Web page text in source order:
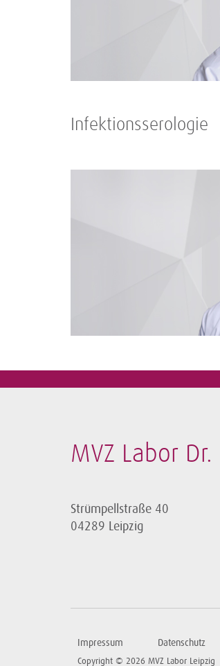
Infektionsserologie
MVZ Labor
Strümpellstraße 40
04289 Leipzig
Impressum Datenschutz
Copyright © 2026 MVZ Labor Leipzig